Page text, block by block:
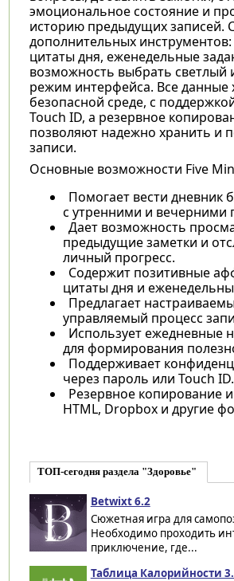
эмоциональное состояние и
историю предыдущих записей.
дополнительных
цитаты дня, еженедельные
возможность выбрать светлый
режим интерфейса. Все данные
безопасной среде, с
Touch ID, а резервное
позволяют надежно хранить и
записи.
Основные возможности Five
Помогает вести дневник
с утренними и вечерними
Дает возможность
предыдущие заметки и
личный прогресс.
Содержит позитивные
цитаты дня и
Предлагает
управляемый процесс
Использует ежедневные
для формирования
Поддерживает
через пароль или Touch ID.
Резервное копирование и
HTML, Dropbox и другие
ТОП-сегодня раздела "Здоровье"
Betwixt 6.2
Сюжетная игра для
Необходимо проходить
приключение, где...
Таблица Калорийности